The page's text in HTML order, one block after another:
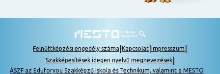
Felnőttképzési engedély száma Kapcsolat Impresszum
Szakképesítések idegen nyelvű megnevezések|
ÁSZF az Eduforyou Szakképző Iskola és Technikum, valamint a MESTO